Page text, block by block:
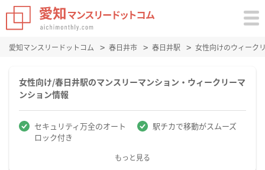
愛知マンスリードットコム 春日井市 春日井駅 女性向けのウィーク
女性向け/春日井駅のマンスリーマンション・ウィークリーマ
ンション情報
セキュリティ万全のオート
ロック付き
駅チカで移動がスムーズ
もっと見る